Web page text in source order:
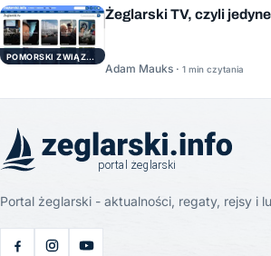
POMORSKI ZWIĄZEK ŻEGLARSKI
Żeglarski TV, czyli
Adam Mauks · 1 min czytania
Portal żeglarski - aktualności, regaty, rejsy i